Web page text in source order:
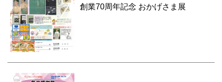
創業70周年記念 おかげさま展